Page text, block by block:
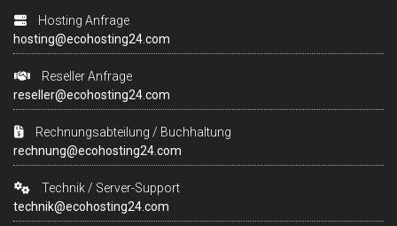
Hosting Anfrage
hosting@ecohosting24.com
Reseller Anfrage
reseller@ecohosting24.com
Rechnungsabteilung / Buchhaltung
rechnung@ecohosting24.com
Technik / Server-Support
technik@ecohosting24.com